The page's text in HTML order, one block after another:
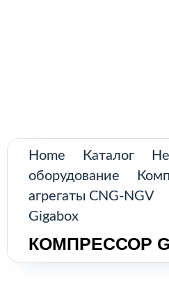
О нас
Контакты
Home Каталог
оборудование
агрегаты CNG-NGV
Gigabox
КОМПРЕССОР